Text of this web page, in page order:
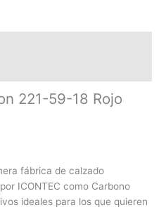
221-59-18 Rojo
fábrica de calzado
ICONTEC como Carbono
ideales para los que quieren